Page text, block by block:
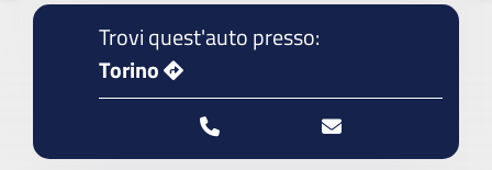
Trovi quest'auto presso:
Torino